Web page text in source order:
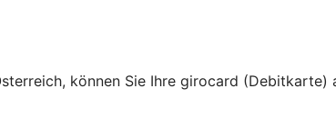
können Sie Ihre girocard